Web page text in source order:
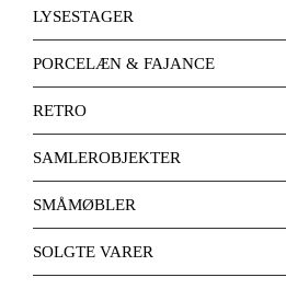
LYSESTAGER
PORCELÆN & FAJANCE
RETRO
SAMLEROBJEKTER
SMÅMØBLER
SOLGTE VARER